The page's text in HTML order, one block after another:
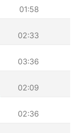
01:58
02:33
03:36
02:09
02:36